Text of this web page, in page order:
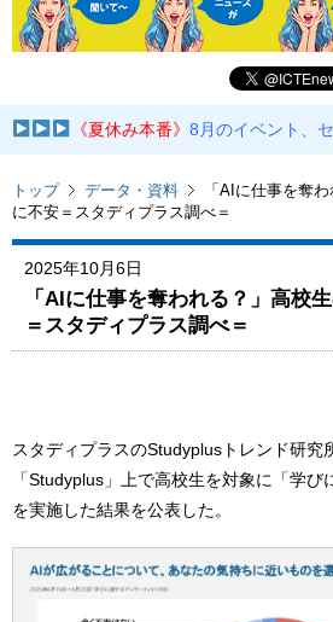
《夏休み本番》8月のイベント、
トップ データ・資料
「AIに仕事を奪
に不安＝スタディプラス調べ＝
2025年10月6日
「AIに仕事を奪われる？」高校
＝スタディプラス調べ＝
スタディプラスのStudyplusトレンド研究
「Studyplus」上で高校生を対象に「学び
を実施した結果を公表した。